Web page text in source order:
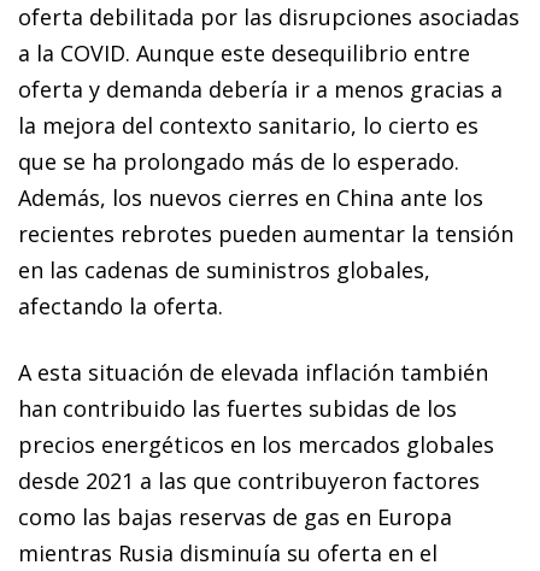
oferta debilitada por las disrupciones asociadas
a la COVID. Aunque este desequilibrio entre
oferta y demanda debería ir a menos gracias a
la mejora del contexto sanitario, lo cierto es
que se ha prolongado más de lo esperado.
Además, los nuevos cierres en China ante los
recientes rebrotes pueden aumentar la tensión
en las cadenas de suministros globales,
afectando la oferta.
A esta situación de elevada inflación también
han contribuido las fuertes subidas de los
precios energéticos en los mercados globales
desde 2021 a las que contribuyeron factores
como las bajas reservas de gas en Europa
mientras Rusia disminuía su oferta en el